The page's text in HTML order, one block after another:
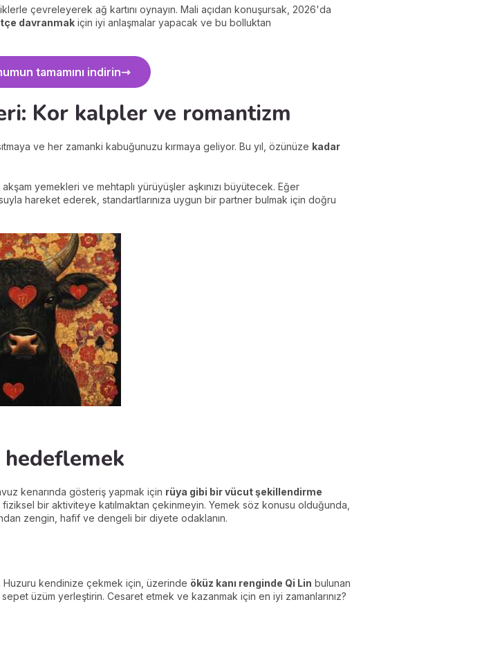
çevreleyerek ağ kartını oynayın. Mali açıdan konuşursak, 2026'da
davranmak için iyi anlaşmalar yapacak ve bu bolluktan
tamamını indirin
Kor kalpler ve romantizm
ve her zamanki kabuğunuzu kırmaya geliyor. Bu yıl, özünüze kadar
yemekleri ve mehtaplı yürüyüşler aşkınızı büyütecek. Eğer
hareket ederek, standartlarınıza uygun bir partner bulmak için doğru
hedeflemek
kenarında gösteriş yapmak için rüya gibi bir vücut şekillendirme
bir aktiviteye katılmaktan çekinmeyin. Yemek söz konusu olduğunda,
zengin, hafif ve dengeli bir diyete odaklanın.
kendinize çekmek için, üzerinde öküz kanı renginde Qi Lin bulunan
üzüm yerleştirin. Cesaret etmek ve kazanmak için en iyi zamanlarınız?